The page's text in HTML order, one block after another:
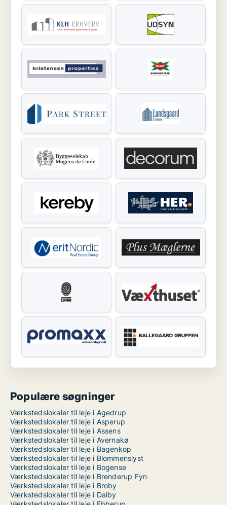
Populære søgninger
Værkstedslokaler til leje i Agedrup
Værkstedslokaler til leje i Asperup
Værkstedslokaler til leje i Assens
Værkstedslokaler til leje i Avernakø
Værkstedslokaler til leje i Bagenkop
Værkstedslokaler til leje i Blommenslyst
Værkstedslokaler til leje i Bogense
Værkstedslokaler til leje i Brenderup Fyn
Værkstedslokaler til leje i Broby
Værkstedslokaler til leje i Dalby